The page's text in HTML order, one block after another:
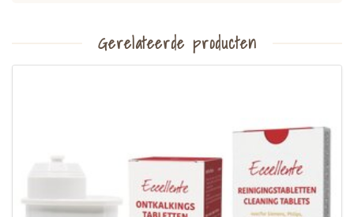
Gerelateerde producten